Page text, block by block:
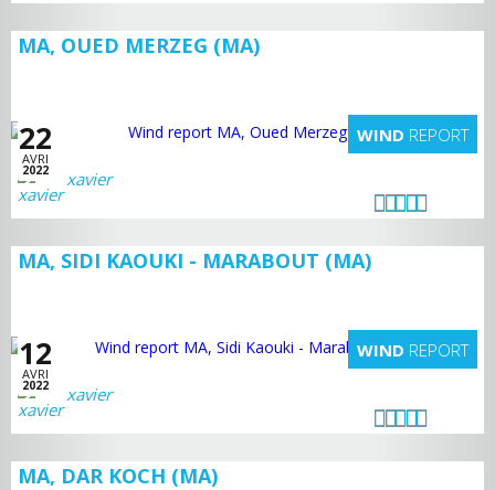
MA, OUED MERZEG (MA)
22
AVRI
2022
WIND REPORT
xavier
MA, SIDI KAOUKI - MARABOUT (MA)
12
AVRI
2022
WIND REPORT
xavier
MA, DAR KOCH (MA)